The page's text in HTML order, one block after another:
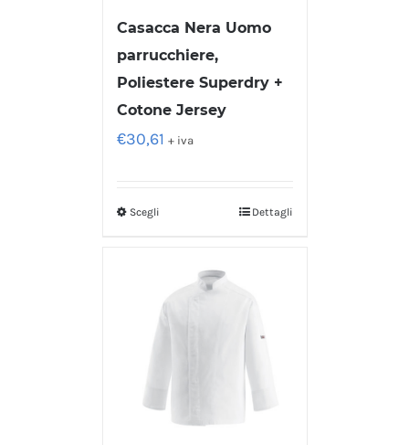
Casacca Nera Uomo
parrucchiere,
Poliestere Superdry +
Cotone Jersey
€30,61 + iva
Scegli Dettagli